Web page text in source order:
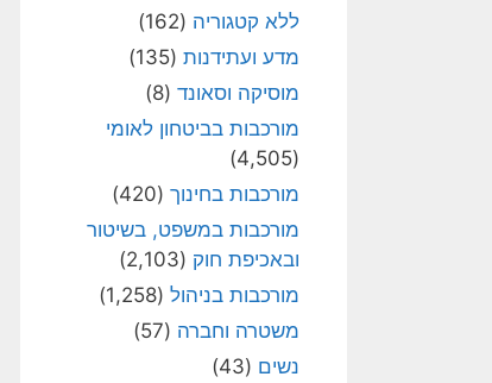
ללא קטגוריה (162)
מדע ועתידנות (135)
מוסיקה וסאונד (8)
מורכבות בביטחון לאומי
(4,505)
מורכבות בחינוך (420)
מורכבות במשפט, בשיטור
ובאכיפת חוק (2,103)
מורכבות בניהול (1,258)
משטרה וחברה (57)
נשים (43)